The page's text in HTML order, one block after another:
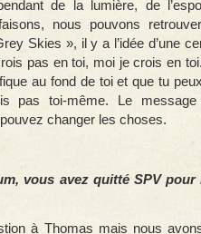
de la lumière, de
nous pouvons
Skies », il y a l’idée d’une
pas en toi, moi je crois en
au fond de toi et que tu
pas toi-même. Le message
changer les choses.
vous avez quitté SPV pour
à Thomas mais nous